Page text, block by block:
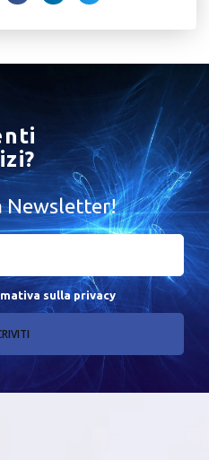
Newsletter!
sulla privacy